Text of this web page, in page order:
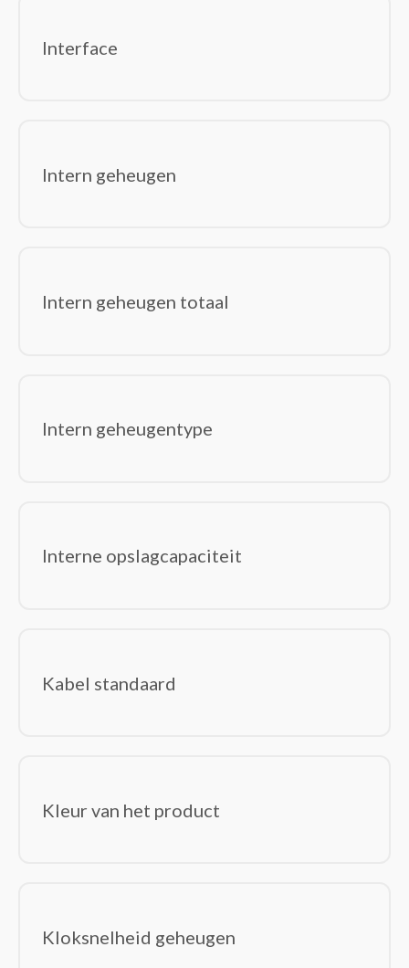
Interface
Intern geheugen
Intern geheugen totaal
Intern geheugentype
Interne opslagcapaciteit
Kabel standaard
Kleur van het product
Kloksnelheid geheugen